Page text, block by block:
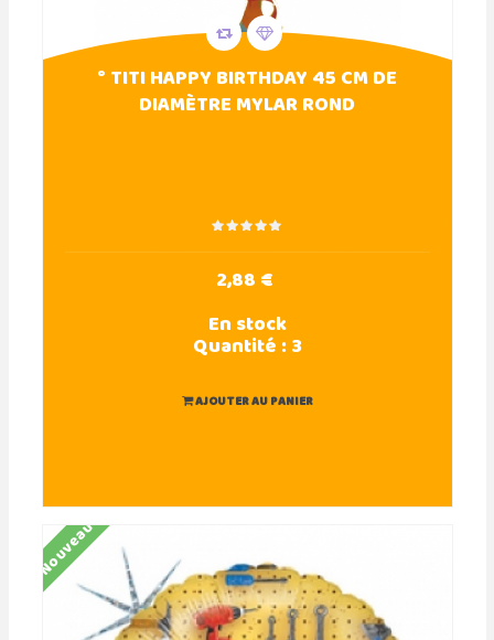
° TITI HAPPY BIRTHDAY 45 CM DE
DIAMÈTRE MYLAR ROND
2,88 €
En stock
Quantité :3
AJOUTER AU PANIER
Nouveau